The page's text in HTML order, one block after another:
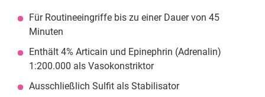
Für Routineeingriffe bis zu einer Dauer von 45
Minuten
Enthält 4% Articain und Epinephrin (Adrenalin)
1:200.000 als Vasokonstriktor
Ausschließlich Sulfit als Stabilisator